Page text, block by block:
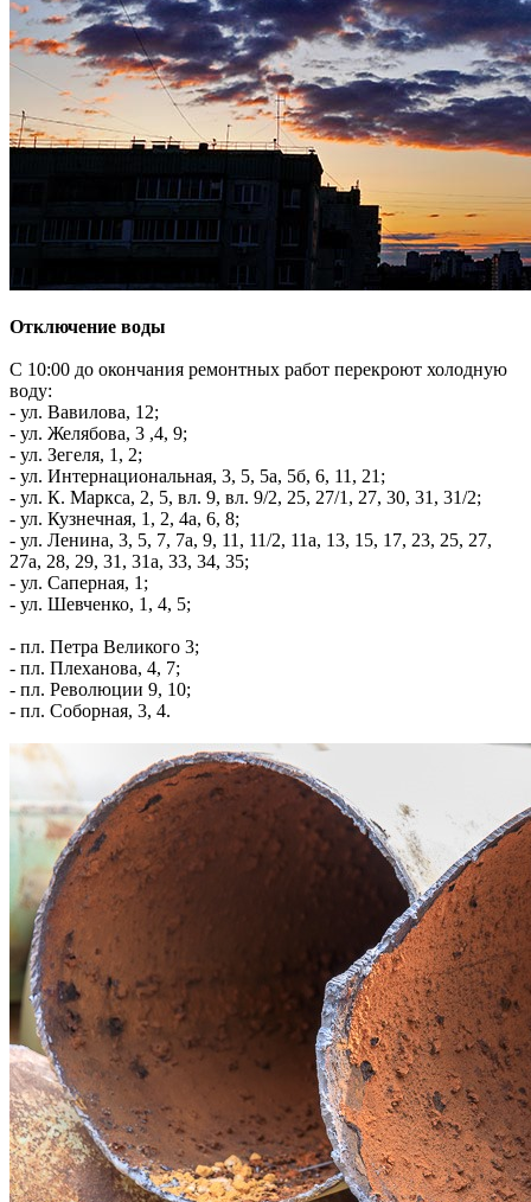
Отключение воды
С 10:00 до окончания ремонтных работ перекроют холодную
воду:
- ул. Вавилова, 12;
- ул. Желябова, 3 ,4, 9;
- ул. Зегеля, 1, 2;
- ул. Интернациональная, 3, 5, 5а, 5б, 6, 11, 21;
- ул. К. Маркса, 2, 5, вл. 9, вл. 9/2, 25, 27/1, 27, 30, 31, 31/2;
- ул. Кузнечная, 1, 2, 4а, 6, 8;
- ул. Ленина, 3, 5, 7, 7а, 9, 11, 11/2, 11а, 13, 15, 17, 23, 25, 27,
27а, 28, 29, 31, 31а, 33, 34, 35;
- ул. Саперная, 1;
- ул. Шевченко, 1, 4, 5;
- пл. Петра Великого 3;
- пл. Плеханова, 4, 7;
- пл. Революции 9, 10;
- пл. Соборная, 3, 4.